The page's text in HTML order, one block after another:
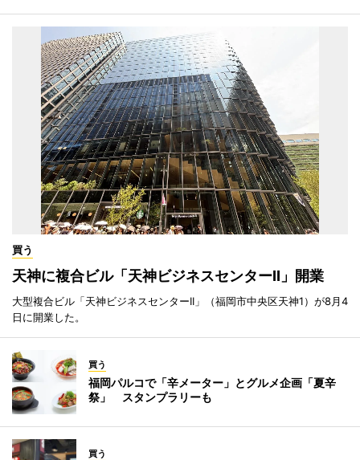
買う
天神に複合ビル「天神ビジネスセンターII」開業
大型複合ビル「天神ビジネスセンターII」（福岡市中央区天神1）が8月4
日に開業した。
買う
福岡パルコで「辛メーター」とグルメ企画「夏辛
祭」 スタンプラリーも
買う